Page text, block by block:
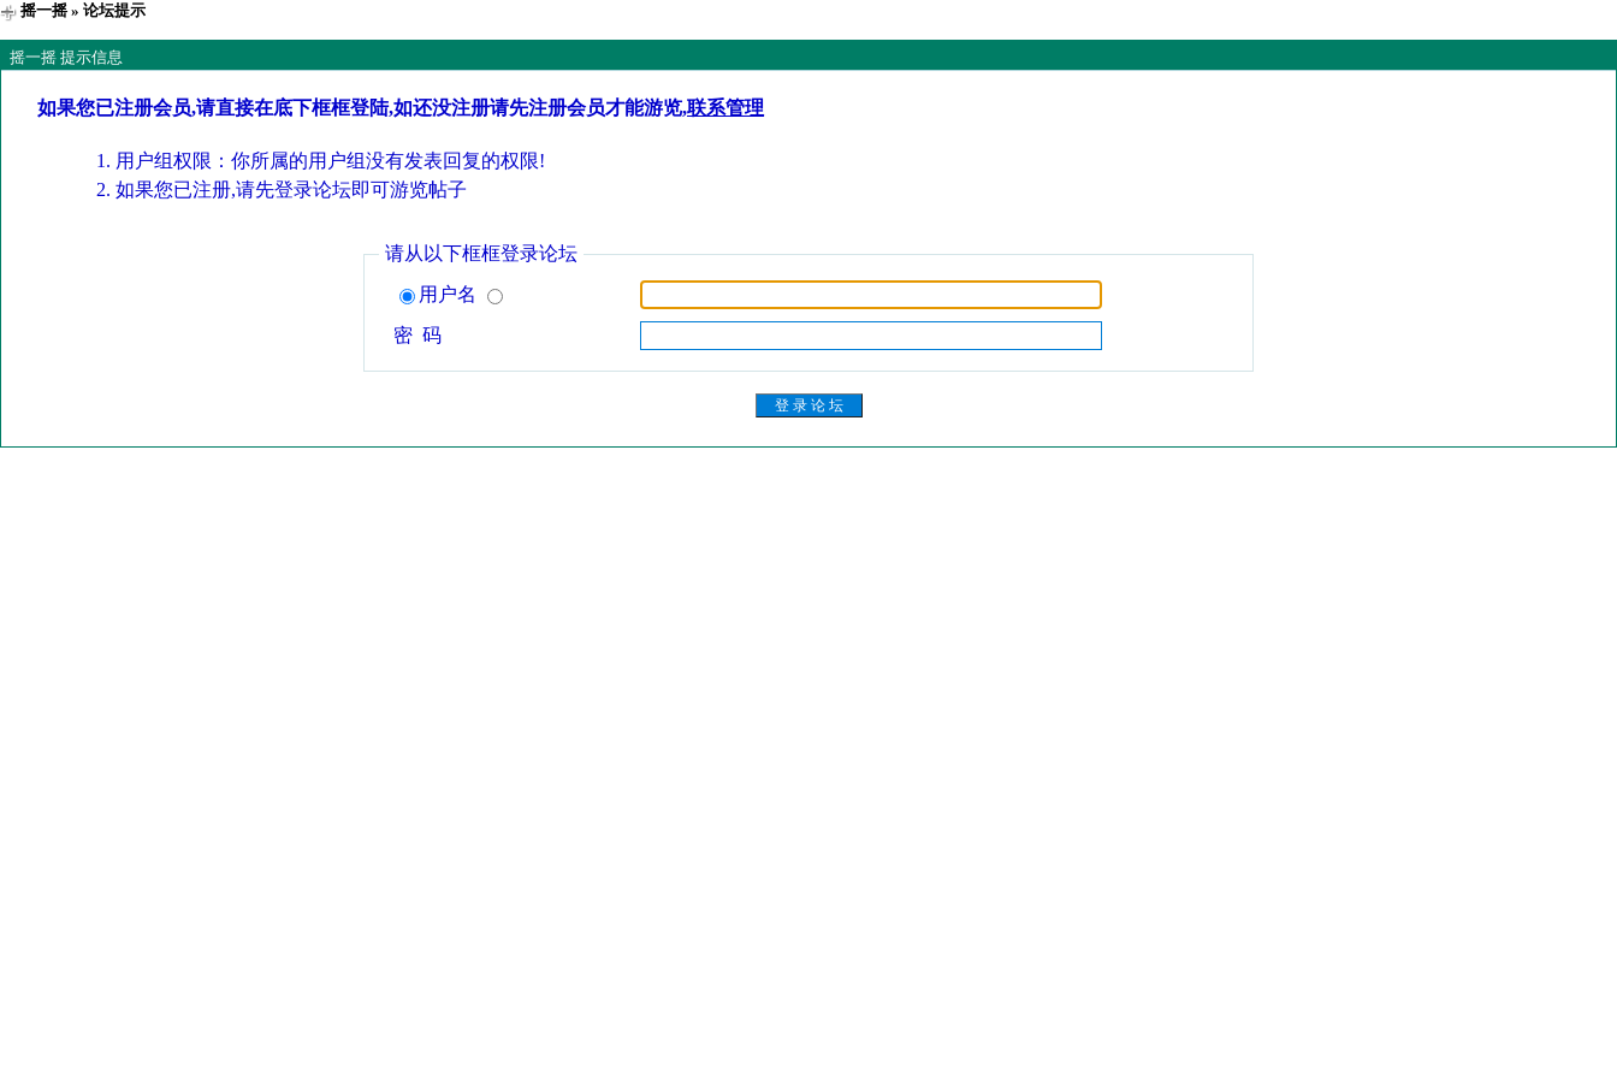
摇一摇» 论坛提示
摇一摇 提示信息
如果您已注册会员,请直接在底下框框登陆,如还没注册请先注册会员才能游览,联系管理
用户组权限：你所属的用户组没有发表回复的权限!
如果您已注册,请先登录论坛即可游览帖子
请从以下框框登录论坛
用户名
密 码